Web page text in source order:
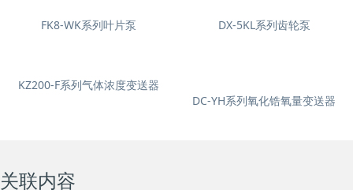
FK8-WK系列叶片泵 DX-5KL系列齿轮泵
KZ200-F系列气体浓度变送器
DC-YH系列氧化锆氧量变送器
关联内容